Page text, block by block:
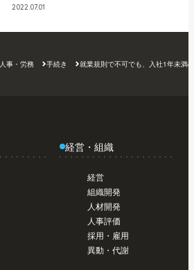
日から使い始めたい人のスタートガイド /
トライアル編【初めてのSmartHR #01】
今
日から使い始めたい人のスタートガイド /
日から使い始めたい人のスタートガイド /
導入前準備編【初めてのSmartHR #02】
導入前準備編【初めてのSmartHR #02】
2022.07.01
人事・労務 手続き 就業規則で不可でも、入社1年未満
経営・組織
経営
組織開発
人材開発
人事評価
採用・雇用
異動・代謝